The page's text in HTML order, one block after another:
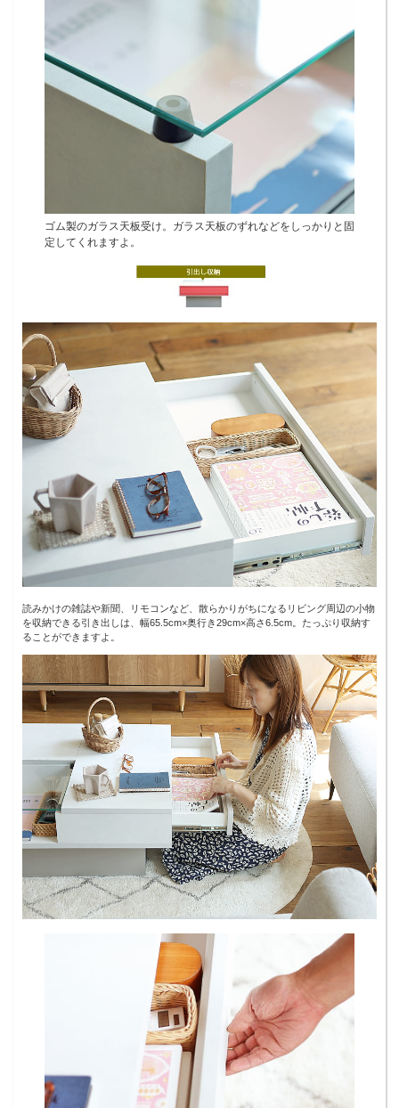
ゴム製のガラス天板受け。ガラス天板のずれなどをしっかりと固
定してくれますよ。
読みかけの雑誌や新聞、リモコンなど、散らかりがちになるリビング周辺の小物
を収納できる引き出しは、幅65.5cm×奥行き29cm×高さ6.5cm。たっぷり収納す
ることができますよ。